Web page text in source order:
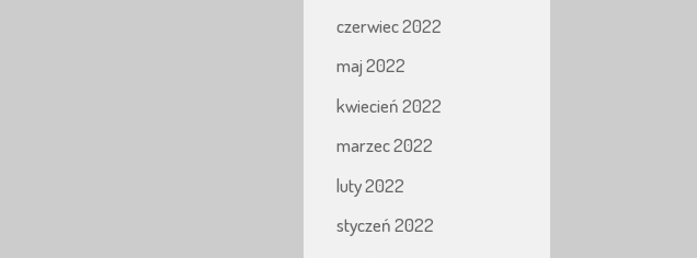
czerwiec 2022
maj 2022
kwiecień 2022
marzec 2022
luty 2022
styczeń 2022